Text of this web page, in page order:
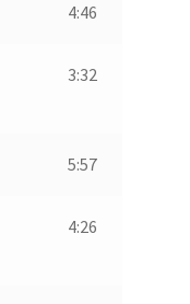
4:46
3:32
5:57
4:26